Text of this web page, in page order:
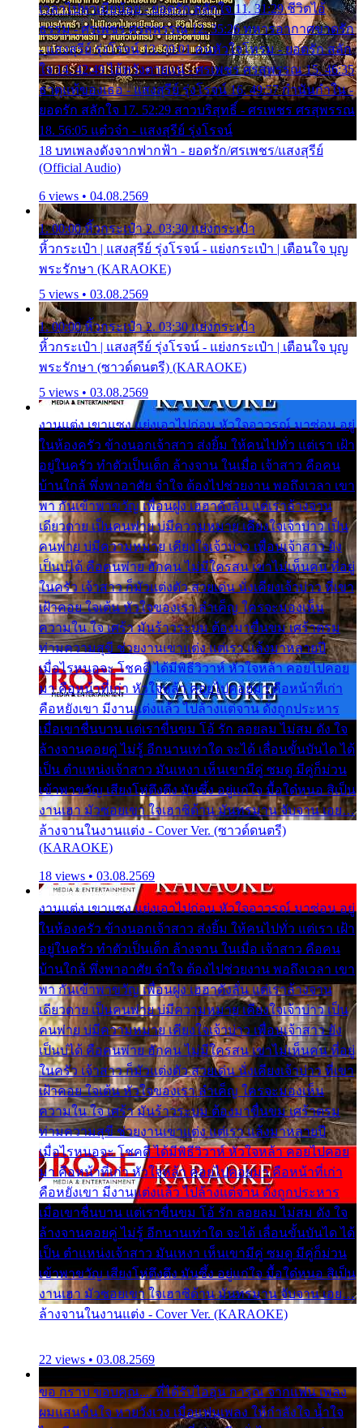
เวลาไปหาเมียน้อย - ยอดรัก สลักใจ 11. 31:29 ชีวิตไอ้
ธรรม - ศรเพชร ศรสุพรรณ 12. 35:26 ทหารอากาศขาดรัก
- แสงสุรีย์ รุ่งโรจน์ 13. 39:01 คนหัวใจโทรม - ยอดรัก สลัก
ใจ 14. 42:49 ไอ้หวังตายแน่ - ศรเพชร ศรสุพรรณ 15. 46:35
ธาตุแท้ของเธอ - แสงสุรีย์ รุ่งโรจน์ 16. 49:57 กำนันกำใน -
ยอดรัก สลักใจ 17. 52:29 สาวบริสุทธิ์ - ศรเพชร ศรสุพรรณ
18. 56:05 แต๋วจ๋า - แสงสุรีย์ รุ่งโรจน์
18 บทเพลงดังจากฟากฟ้า - ยอดรัก/ศรเพชร/แสงสุรีย์
(Official Audio)
6 views • 04.08.2569
1. 00:00 หิ้วกระเป๋า 2. 03:30 แย่งกระเป๋า
หิ้วกระเป๋า | แสงสุรีย์ รุ่งโรจน์ - แย่งกระเป๋า | เตือนใจ บุญ
พระรักษา (KARAOKE)
5 views • 03.08.2569
1. 00:00 หิ้วกระเป๋า 2. 03:30 แย่งกระเป๋า
หิ้วกระเป๋า | แสงสุรีย์ รุ่งโรจน์ - แย่งกระเป๋า | เตือนใจ บุญ
พระรักษา (ซาวด์ดนตรี) (KARAOKE)
5 views • 03.08.2569
งานแต่ง เขาแซง แย่งเอาไปก่อน หัวใจอาวรณ์ มาซ่อน อยู่
ในห้องครัว ข้างนอกเจ้าสาว ส่งยิ้ม ให้คนไปทั่ว แต่เรา เฝ้า
อยู่ในครัว ทำตัวเป็นเด็ก ล้างจาน ในเมื่อ เจ้าสาว คือคน
บ้านใกล้ พึ่งพาอาศัย จำใจ ต้องไปช่วยงาน พอถึงเวลา เขา
พา กันเข้าพาขวัญ เพื่อนฝูง เฮฮาดังลั่น แต่เราล้างจาน
เดียวดาย เป็นคนพ่าย บ่มีความหมาย เคียงใจเจ้าบ่าว เป็น
คนพ่าย บ่มีความหมาย เคียงใจเจ้าบ่าว เพื่อนเจ้าสาว ยัง
เป็นบ่ได้ คือคนพ่าย ฮักคน ไม่มีใครสน เขาไม่เห็นคน ที่อยู่
ในครัว เจ้าสาว ก็มัวแต่งตัว สวยเด่น นั่งเคียงเจ้าบ่าว ที่เขา
เฝ้าคอย ใจเต้น หัวใจของเรา ลำเค็ญ ใครจะมองเห็น
ความใน ใจ เศร้า มันร้าวระบม ต้องมาขื่นขม เศร้าตรม
ท่ามความสุขี ช่วยงานเขาแต่ง แต่เรา แล้งมาหลายปี
เมื่อไรหนอจะ โชคดี ได้มีพิธีวิวาห์ หัวใจหล้า คอยไปคอย
มา คือหน้าที่เก่า หัวใจหล้า คอยไปคอยมา คือหน้าที่เก่า
คือหยังเขา มีงานแต่งแล้ว ไปล้างแต่จาน ดั่งถูกประหาร
เมื่อเขาชื่นบาน แต่เราขื่นขม โอ้ รัก ลอยลม ไม่สม ดัง ใจ
ล้างจานคอยคู่ ไม่รู้ อีกนานเท่าใด จะได้ เลื่อนขั้นบันได ได้
เป็น ตำแหน่งเจ้าสาว มันเหงา เห็นเขามีคู่ ซมดู มีคู่ก็ม่วน
เข้าพาขวัญ เสียงโห่ตึงตึง มันซึ้ง อยู่แก่ใจ มื้อใด๋หนอ สิเป็น
งานเฮา มัวซอยเขา ใจเฮาซิด้าน มันทรมาน จับจาน เอย…
ล้างจานในงานแต่ง - Cover Ver. (ซาวด์ดนตรี)
(KARAOKE)
18 views • 03.08.2569
งานแต่ง เขาแซง แย่งเอาไปก่อน หัวใจอาวรณ์ มาซ่อน อยู่
ในห้องครัว ข้างนอกเจ้าสาว ส่งยิ้ม ให้คนไปทั่ว แต่เรา เฝ้า
อยู่ในครัว ทำตัวเป็นเด็ก ล้างจาน ในเมื่อ เจ้าสาว คือคน
บ้านใกล้ พึ่งพาอาศัย จำใจ ต้องไปช่วยงาน พอถึงเวลา เขา
พา กันเข้าพาขวัญ เพื่อนฝูง เฮฮาดังลั่น แต่เราล้างจาน
เดียวดาย เป็นคนพ่าย บ่มีความหมาย เคียงใจเจ้าบ่าว เป็น
คนพ่าย บ่มีความหมาย เคียงใจเจ้าบ่าว เพื่อนเจ้าสาว ยัง
เป็นบ่ได้ คือคนพ่าย ฮักคน ไม่มีใครสน เขาไม่เห็นคน ที่อยู่
ในครัว เจ้าสาว ก็มัวแต่งตัว สวยเด่น นั่งเคียงเจ้าบ่าว ที่เขา
เฝ้าคอย ใจเต้น หัวใจของเรา ลำเค็ญ ใครจะมองเห็น
ความใน ใจ เศร้า มันร้าวระบม ต้องมาขื่นขม เศร้าตรม
ท่ามความสุขี ช่วยงานเขาแต่ง แต่เรา แล้งมาหลายปี
เมื่อไรหนอจะ โชคดี ได้มีพิธีวิวาห์ หัวใจหล้า คอยไปคอย
มา คือหน้าที่เก่า หัวใจหล้า คอยไปคอยมา คือหน้าที่เก่า
คือหยังเขา มีงานแต่งแล้ว ไปล้างแต่จาน ดั่งถูกประหาร
เมื่อเขาชื่นบาน แต่เราขื่นขม โอ้ รัก ลอยลม ไม่สม ดัง ใจ
ล้างจานคอยคู่ ไม่รู้ อีกนานเท่าใด จะได้ เลื่อนขั้นบันได ได้
เป็น ตำแหน่งเจ้าสาว มันเหงา เห็นเขามีคู่ ซมดู มีคู่ก็ม่วน
เข้าพาขวัญ เสียงโห่ตึงตึง มันซึ้ง อยู่แก่ใจ มื้อใด๋หนอ สิเป็น
งานเฮา มัวซอยเขา ใจเฮาซิด้าน มันทรมาน จับจาน เอย…
ล้างจานในงานแต่ง - Cover Ver. (KARAOKE)
22 views • 03.08.2569
ขอ กราบ ขอบคุณ.... ที่ได้รับไออุ่น การุณ จากแฟน เพลง
ผมแสนชื่นใจ หายวังเวง เมื่อแฟนเพลง ให้กำลังใจ น้ำใจ